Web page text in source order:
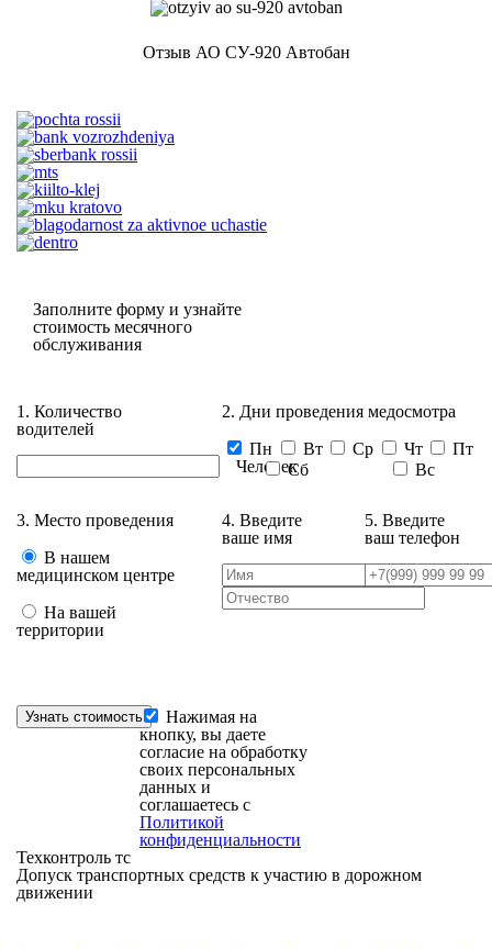
Отзыв АО СУ-920 Автобан
Заполните форму и узнайте
стоимость месячного
обслуживания
1. Количество
водителей
Человек
2. Дни проведения медосмотра
Пн
Вт Ср Чт
Пт
Сб
Вс
3. Место проведения
В нашем
медицинском центре
На вашей
территории
4. Введите
ваше имя
5. Введите
ваш телефон
Нажимая на
кнопку, вы даете
согласие на обработку
своих персональных
данных и
соглашаетесь с
Политикой
конфиденциальности
Техконтроль тс
Допуск транспортных средств к участию в дорожном
движении